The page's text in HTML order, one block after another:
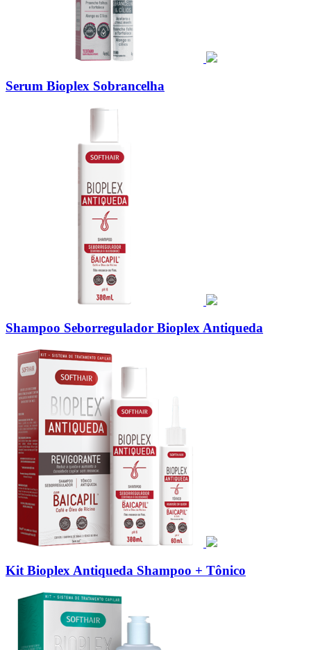
Serum Bioplex Sobrancelha
Shampoo Seborregulador Bioplex Antiqueda
Kit Bioplex Antiqueda Shampoo + Tônico